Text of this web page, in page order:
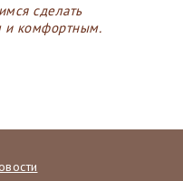
сделать
и комфортным.